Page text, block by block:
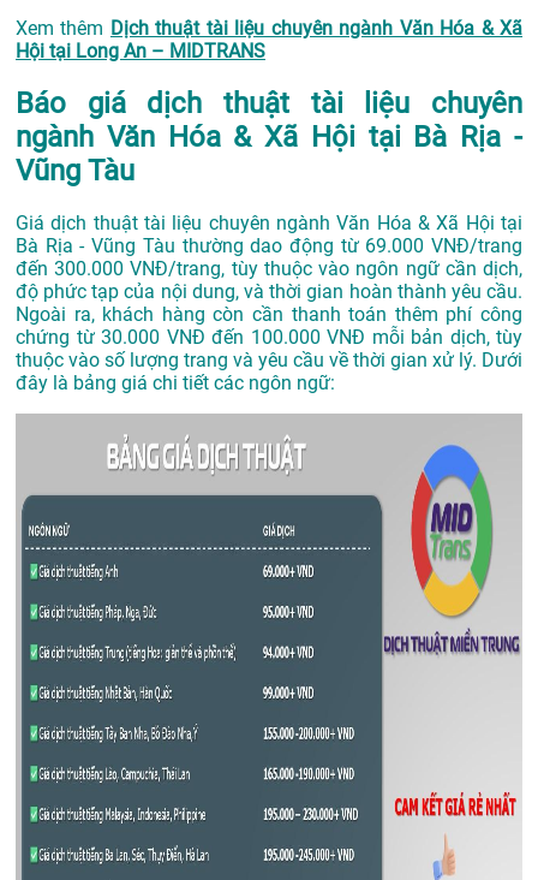
Xem thêm Dịch thuật tài liệu chuyên ngành Văn Hóa & Xã
Hội tại Long An – MIDTRANS
Báo giá dịch thuật tài liệu chuyên
ngành Văn Hóa & Xã Hội tại Bà Rịa -
Vũng Tàu
Giá dịch thuật tài liệu chuyên ngành Văn Hóa & Xã Hội tại
Bà Rịa - Vũng Tàu thường dao động từ 69.000 VNĐ/trang
đến 300.000 VNĐ/trang, tùy thuộc vào ngôn ngữ cần dịch,
độ phức tạp của nội dung, và thời gian hoàn thành yêu cầu.
Ngoài ra, khách hàng còn cần thanh toán thêm phí công
chứng từ 30.000 VNĐ đến 100.000 VNĐ mỗi bản dịch, tùy
thuộc vào số lượng trang và yêu cầu về thời gian xử lý. Dưới
đây là bảng giá chi tiết các ngôn ngữ: